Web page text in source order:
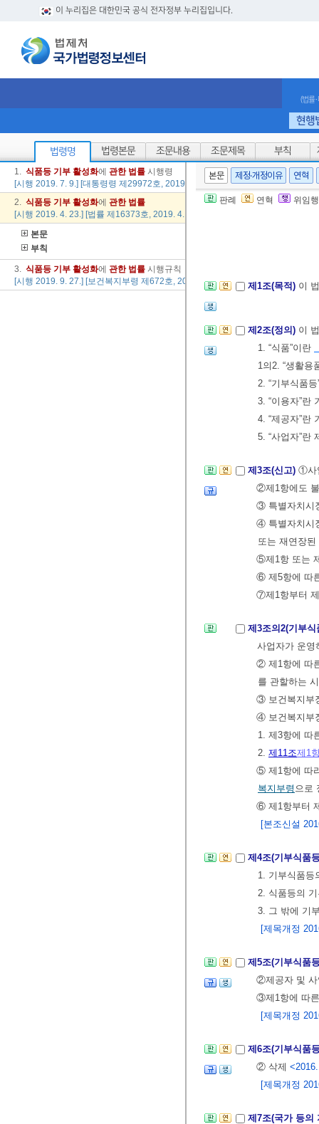
이 누리집은 대한민국 공식 전자정부 누리집입니다.
(법률
현행
법령명 법령본문 조문내용 조문제목 부칙
1. 식품등 기부 활성화에 관한 법률 시행령
[시행 2019. 7. 9.] [대통령령 제29972호, 2019. 7. 9., 타법개정]
2. 식품등 기부 활성화에 관한 법률
[시행 2019. 4. 23.] [법률 제16373호, 2019. 4. 23., 일부개정]
본문
부칙
3. 식품등 기부 활성화에 관한 법률 시행규칙
[시행 2019. 9. 27.] [보건복지부령 제672호, 2019. 9. 27., 타법개정]
본문 제정·개정이유 연혁
판례 연혁 위임
제1조(목적) 이
제2조(정의) 이
1. “식품”이란
1의2. “생활용
2. “기부식품
3. “이용자”란
4. “제공자”란
5. “사업자”란
제3조(신고) ①사
②제1항에도
③ 특별자치시
④ 특별자치시
또는 재연장
⑤제1항 또는
⑥ 제5항에 따
⑦제1항부터
제3조의2(기부
사업자가 운영
② 제1항에 따
를 관할하는
③ 보건복지부
④ 보건복지부
1. 제3항에 따
2. 제11조제1
⑤ 제1항에 따
복지부령 으로
⑥ 제1항부터
[본조신설
제4조(기부식품
1. 기부식품등
2. 식품등의
3. 그 밖에 기
[제목개정
제5조(기부식품
②제공자 및 사
③제1항에 따
[제목개정
제6조(기부식품
② 삭제
[제목개정
제7조(국가 등의